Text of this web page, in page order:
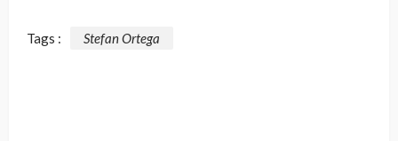
Tags : Stefan Ortega